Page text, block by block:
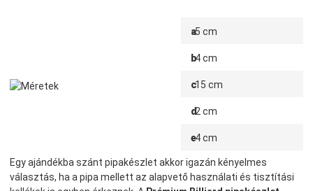
a5 cm
b4 cm
c15 cm
d2 cm
e4 cm
Egy ajándékba szánt pipakészlet akkor igazán kényelmes
választás, ha a pipa mellett az alapvető használati és tisztítási